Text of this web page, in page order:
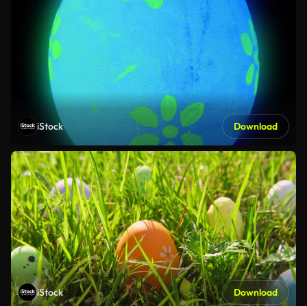
iStock Download
iStock Download